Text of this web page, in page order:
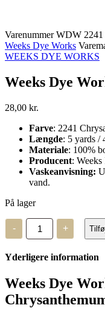
VarenummerWDW 2241
Weeks Dye Works
WEEKS DYE WORKS
Weeks Dye
28,00 kr.
Farve: 2241
Længde: 5 yards /
Materiale: 100%
Producent:
Vaskeanvisning:
vand.
På lager
-
Weeks
Dye
Works
–
2241
+
Yderligere information
Weeks Dye